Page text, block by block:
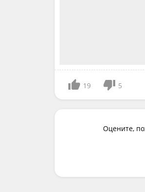
19 5
Оцените,